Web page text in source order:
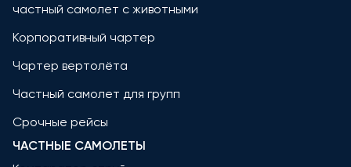
частный самолет с животными
Корпоративный чартер
Чартер вертолёта
Частный самолет для групп
Срочные рейсы
ЧАСТНЫЕ САМОЛЕТЫ